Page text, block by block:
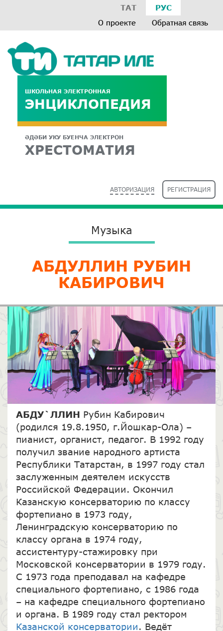
ТАТ РУС
О проекте Обратная связь
ШКОЛЬНАЯ ЭЛЕКТРОННАЯ
ЭНЦИКЛОПЕДИЯ
ӘДӘБИ УКУ БУЕНЧА ЭЛЕКТРОН
ХРЕСТОМАТИЯ
АВТОРИЗАЦИЯ РЕГИСТРАЦИЯ
Музыка
АБДУЛЛИН РУБИН
КАБИРОВИЧ
АБДУ`ЛЛИН Рубин Кабирович
(родился 19.8.1950, г.Йошкар-Ола) –
пианист, органист, педагог. В 1992 году
получил звание народного артиста
Республики Татарстан, в 1997 году стал
заслуженным деятелем искусств
Российской Федерации. Окончил
Казанскую консерваторию по классу
фортепиано в 1973 году,
Ленинградскую консерваторию по
классу органа в 1974 году,
ассистентуру-стажировку при
Московской консерватории в 1979 году.
С 1973 года преподавал на кафедре
специального фортепиано, с 1986 года
– на кафедре специального фортепиано
и органа. В 1989 году стал ректором
Казанской консерватории. Ведёт